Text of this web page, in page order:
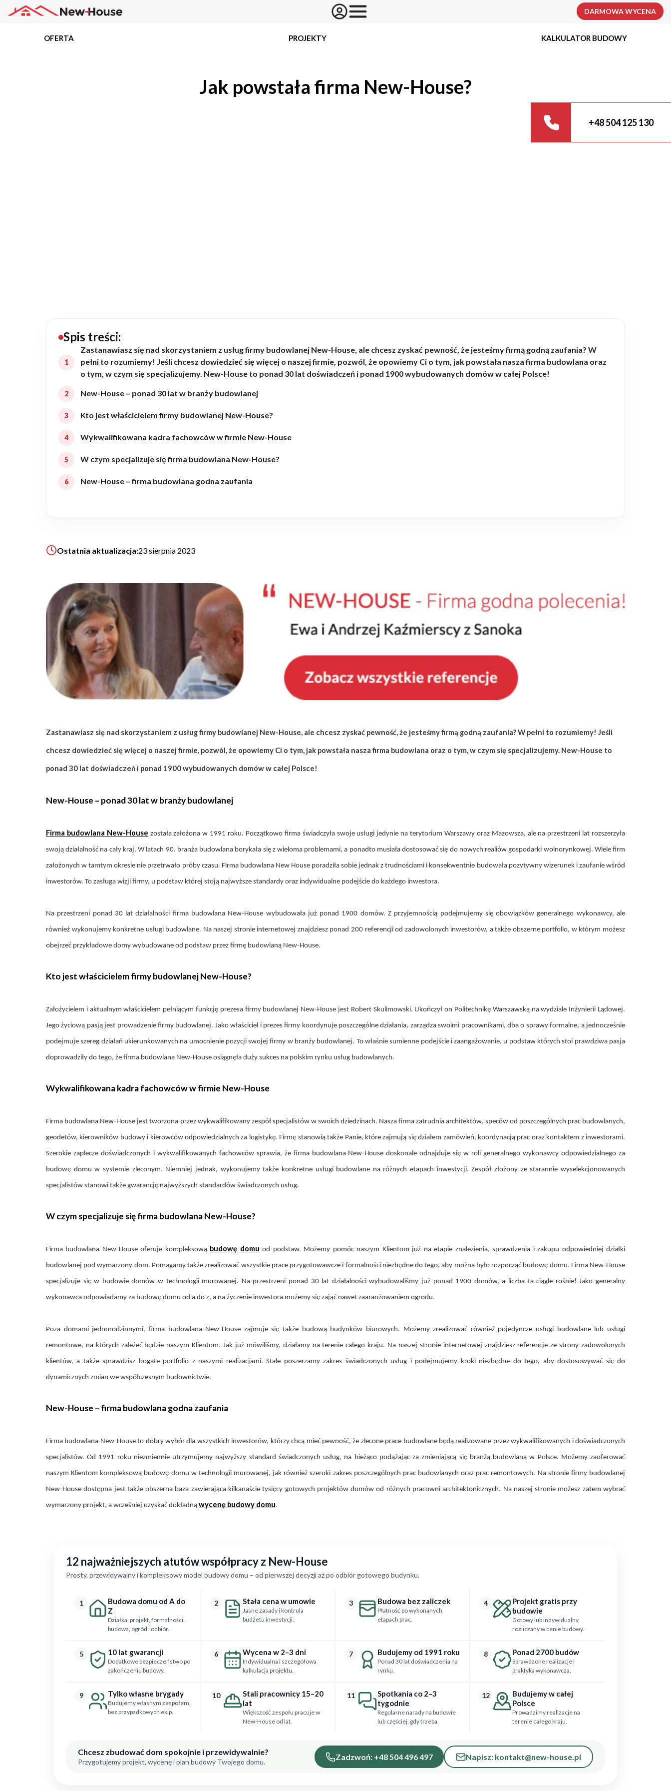
Rezydencje
Rozbudowa
Budynki biurowe
Realizacje
KALKULATOR BUDOWY
BLOG
O NAS
KONAKT
ZAPISZ SIĘ
DARMOWA WYCENA
OFERTA PROJEKTY KALKULATOR BUDOWY
Jak powstała firma New-House?
+48 504 125 130
Spis treści:
Zastanawiasz się nad skorzystaniem z usług firmy budowlanej New-House, ale chcesz zyskać pewność, że jesteśmy firmą godną zaufania? W
pełni to rozumiemy! Jeśli chcesz dowiedzieć się więcej o naszej firmie, pozwól, że opowiemy Ci o tym, jak powstała nasza firma budowlana oraz
o tym, w czym się specjalizujemy. New-House to ponad 30 lat doświadczeń i ponad 1900 wybudowanych domów w całej Polsce!
New-House – ponad 30 lat w branży budowlanej
Kto jest właścicielem firmy budowlanej New-House?
Wykwalifikowana kadra fachowców w firmie New-House
W czym specjalizuje się firma budowlana New-House?
New-House – firma budowlana godna zaufania
Ostatnia aktualizacja:23 sierpnia 2023
Zastanawiasz się nad skorzystaniem z usług firmy budowlanej New-House, ale chcesz zyskać pewność, że jesteśmy firmą godną zaufania? W pełni to rozumiemy! Jeśli
chcesz dowiedzieć się więcej o naszej firmie, pozwól, że opowiemy Ci o tym, jak powstała nasza firma budowlana oraz o tym, w czym się specjalizujemy. New-House to
ponad 30 lat doświadczeń i ponad 1900 wybudowanych domów w całej Polsce!
New-House – ponad 30 lat w branży budowlanej
Firma budowlana New-House została założona w 1991 roku. Początkowo firma świadczyła swoje usługi jedynie na terytorium Warszawy oraz Mazowsza, ale na przestrzeni lat rozszerzyła
swoją działalność na cały kraj. W latach 90. branża budowlana borykała się z wieloma problemami, a ponadto musiała dostosować się do nowych realiów gospodarki wolnorynkowej. Wiele firm
założonych w tamtym okresie nie przetrwało próby czasu. Firma budowlana New House poradziła sobie jednak z trudnościami i konsekwentnie budowała pozytywny wizerunek i zaufanie wśród
inwestorów. To zasługa wizji firmy, u podstaw której stoją najwyższe standardy oraz indywidualne podejście do każdego inwestora.
Na przestrzeni ponad 30 lat działalności firma budowlana New-House wybudowała już ponad 1900 domów. Z przyjemnością podejmujemy się obowiązków generalnego wykonawcy, ale
również wykonujemy konkretne usługi budowlane. Na naszej stronie internetowej znajdziesz ponad 200 referencji od zadowolonych inwestorów, a także obszerne portfolio, w którym możesz
obejrzeć przykładowe domy wybudowane od podstaw przez firmę budowlaną New-House.
Kto jest właścicielem firmy budowlanej New-House?
Założycielem i aktualnym właścicielem pełniącym funkcję prezesa firmy budowlanej New-House jest Robert Skulimowski. Ukończył on Politechnikę Warszawską na wydziale Inżynierii Lądowej.
Jego życiową pasją jest prowadzenie firmy budowlanej. Jako właściciel i prezes firmy koordynuje poszczególne działania, zarządza swoimi pracownikami, dba o sprawy formalne, a jednocześnie
podejmuje szereg działań ukierunkowanych na umocnienie pozycji swojej firmy w branży budowlanej. To właśnie sumienne podejście i zaangażowanie, u podstaw których stoi prawdziwa pasja
doprowadziły do tego, że firma budowlana New-House osiągnęła duży sukces na polskim rynku usług budowlanych.
Wykwalifikowana kadra fachowców w firmie New-House
Firma budowlana New-House jest tworzona przez wykwalifikowany zespół specjalistów w swoich dziedzinach. Nasza firma zatrudnia architektów, speców od poszczególnych prac budowlanych,
geodetów, kierowników budowy i kierowców odpowiedzialnych za logistykę. Firmę stanowią także Panie, które zajmują się działem zamówień, koordynacją prac oraz kontaktem z inwestorami.
Szerokie zaplecze doświadczonych i wykwalifikowanych fachowców sprawia, że firma budowlana New-House doskonale odnajduje się w roli generalnego wykonawcy odpowiedzialnego za
budowę domu w systemie zleconym. Niemniej jednak, wykonujemy także konkretne usługi budowlane na różnych etapach inwestycji. Zespół złożony ze starannie wyselekcjonowanych
specjalistów stanowi także gwarancję najwyższych standardów świadczonych usług.
W czym specjalizuje się firma budowlana New-House?
Firma budowlana New-House oferuje kompleksową budowę domu od podstaw. Możemy pomóc naszym Klientom już na etapie znalezienia, sprawdzenia i zakupu odpowiedniej działki
budowlanej pod wymarzony dom. Pomagamy także zrealizować wszystkie prace przygotowawcze i formalności niezbędne do tego, aby można było rozpocząć budowę domu. Firma New-House
specjalizuje się w budowie domów w technologii murowanej. Na przestrzeni ponad 30 lat działalności wybudowaliśmy już ponad 1900 domów, a liczba ta ciągle rośnie! Jako generalny
wykonawca odpowiadamy za budowę domu od a do z, a na życzenie inwestora możemy się zająć nawet zaaranżowaniem ogrodu.
Poza domami jednorodzinnymi, firma budowlana New-House zajmuje się także budową budynków biurowych. Możemy zrealizować również pojedyncze usługi budowlane lub usługi
remontowe, na których zależeć będzie naszym Klientom. Jak już mówiliśmy, działamy na terenie całego kraju. Na naszej stronie internetowej znajdziesz referencje ze strony zadowolonych
klientów, a także sprawdzisz bogate portfolio z naszymi realizacjami. Stale poszerzamy zakres świadczonych usług i podejmujemy kroki niezbędne do tego, aby dostosowywać się do
dynamicznych zmian we współczesnym budownictwie.
New-House – firma budowlana godna zaufania
Firma budowlana New-House to dobry wybór dla wszystkich inwestorów, którzy chcą mieć pewność, że zlecone prace budowlane będą realizowane przez wykwalifikowanych i doświadczonych
specjalistów. Od 1991 roku niezmiennie utrzymujemy najwyższy standard świadczonych usług, na bieżąco podążając za zmieniającą się branżą budowlaną w Polsce. Możemy zaoferować
naszym Klientom kompleksową budowę domu w technologii murowanej, jak również szeroki zakres poszczególnych prac budowlanych oraz prac remontowych. Na stronie firmy budowlanej
New-House dostępna jest także obszerna baza zawierająca kilkanaście tysięcy gotowych projektów domów od różnych pracowni architektonicznych. Na naszej stronie możesz zatem wybrać
wymarzony projekt, a wcześniej uzyskać dokładną wycenę budowy domu.
12 najważniejszych atutów współpracy z New-House
Prosty, przewidywalny i kompleksowy model budowy domu – od pierwszej decyzji aż po odbiór gotowego budynku.
1
Budowa domu od A do
Z
Działka, projekt, formalności,
budowa, ogród i odbiór.
2 Stała cena w umowie
Jasne zasady i kontrola
budżetu inwestycji.
3 Budowa bez zaliczek
Płatność po wykonanych
etapach prac.
4
Projekt gratis przy
budowie
Gotowy lub indywidualny,
rozliczany w cenie budowy.
5 10 lat gwarancji
Dodatkowe bezpieczeństwo po
zakończeniu budowy.
6 Wycena w 2–3 dni
Indywidualna i szczegółowa
kalkulacja projektu.
7 Budujemy od 1991 roku
Ponad 30 lat doświadczenia na
rynku.
8 Ponad 2700 budów
Sprawdzone realizacje i
praktyka wykonawcza.
9 Tylko własne brygady
Budujemy własnym zespołem,
bez przypadkowych ekip.
10
Stali pracownicy 15–20
lat
Większość zespołu pracuje w
New-House od lat.
11
Spotkania co 2–3
tygodnie
Regularne narady na budowie
lub częściej, gdy trzeba.
12
Budujemy w całej
Polsce
Prowadzimy realizacje na
terenie całego kraju.
Chcesz zbudować dom spokojnie i przewidywalnie?
Przygotujemy projekt, wycenę i plan budowy Twojego domu. Zadzwoń: +48 504 496 497 Napisz: kontakt@new-house.pl